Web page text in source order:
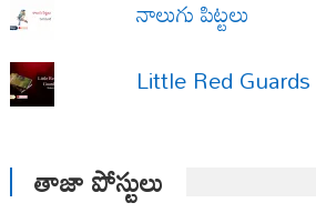
నాలుగు పిట్టలు
Little Red Guards
తాజా పోస్టులు